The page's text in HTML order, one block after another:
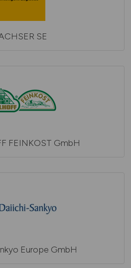
SE
FEINKOST GmbH
Europe GmbH